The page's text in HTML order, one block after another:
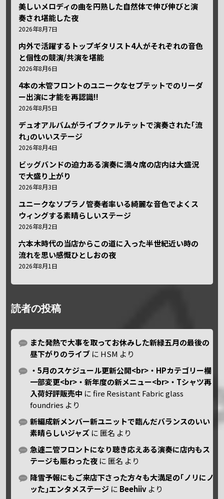
美しいメロディの曲を円熟した自然体で伸び伸びと演
奏され堪能した夜
2026年8月7日
内外で活躍するトップギタリスト4人がそれぞれの音色
と個性の競演/共演を堪能
2026年8月6日
4本の木管フロントのユニークなセプテットでのリーダ
ー出演に才能を再認識!!
2026年8月5日
デュオアルバムがライブクァルテットで演奏された｢流
れ｣のいいステージ
2026年8月4日
ビッグバンドの迫力ある演奏に満々席の店内は大盛況
で大盛り上がり
2026年8月3日
ユニークなソプラノ管奏者率いる綺麗な音色でよくス
ウィングする素晴らしいステージ
2026年8月2日
六本木時代の当店からこの道に入った半世紀近い時の
流れを思い感慨ひとしおの夜
2026年8月1日
読者の投稿
また発熱で大事を取ってお休みした新緑五月の最後の
昼下がりのライブ に HSM より
・5月のスケジュール更新公開<br>・HPカテゴリー欄
一部変更<br>・新年度の新メニュー<br>・Tシャツ再
入荷好評販売中 にfire Resistant Fabric glass
foundries より
新編成新メンバー新ユニットで臨んだバランスのいい
素晴らしいジャズ に 匿名 より
急遽二管フロントになり聴き応えある演奏に店内もス
テージも賑わった夜 に 匿名 より
降雪予報にもご来店下さった方々も大満足の｢ノリにノ
ッた｣エンタメステージ に Beehiiv より